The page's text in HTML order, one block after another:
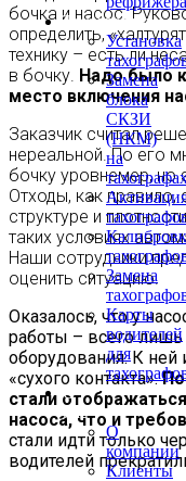
Тахография
Установка
Замена
блока
СКЗИ
(НКМ)
на
Замена
Карты
водителей
для
О
нас
О
компании
Клиенты
бочка и насос.
определить,
технику – есть ли
в бочку. Надо было
место включения
Заказчик считал
нереальной. По его
бочку уровнемер, но
Отходы, как правило,
структуре и
таких условиях
Наши сотрудники
оценить ситуацию.
Оказалось, что у
работы – всего
оборудования. К
«сухого контакта».
стали
насоса, что и
стали идти только
водителей